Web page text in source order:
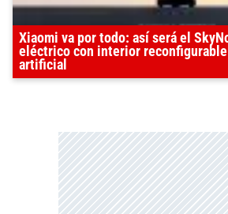
Xiaomi va por todo: así será el
eléctrico con interior
artificial